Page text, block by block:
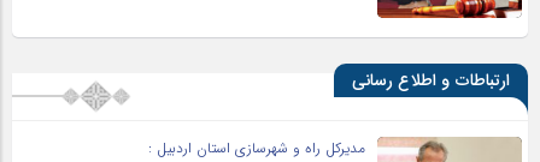
ارتباطات و اطلاع رسانی
مدیرکل راه و شهرسازی استان اردبیل :